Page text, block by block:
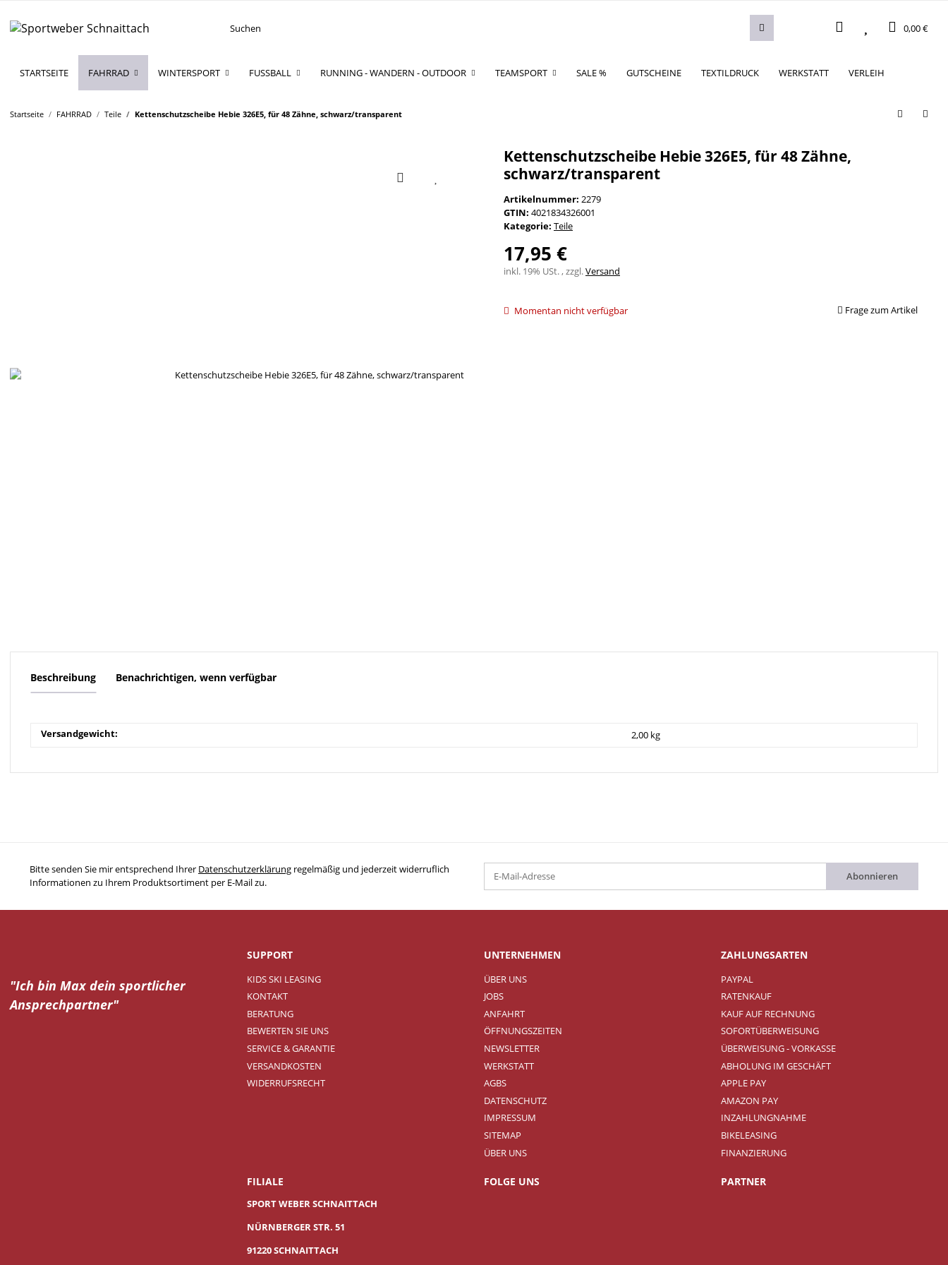
0,00 €
FAHRRAD WINTERSPORT FUSSBALL RUNNING - WANDERN - OUTDOOR TEAMSPORT SALE % GUTSCHEINE TEXTILDRUCK
STARTSEITE WERKSTATT VERLEIH
Startseite FAHRRAD Teile Kettenschutzscheibe Hebie 326E5, für 48 Zähne, schwarz/transparent
Kettenschutzscheibe Hebie 326E5, für 48 Zähne,
schwarz/transparent
Artikelnummer: 2279
GTIN: 4021834326001
Kategorie: Teile
17,95 €
inkl. 19% USt. , zzgl.Versand
Momentan nicht verfügbar Frage zum Artikel
Beschreibung Benachrichtigen, wenn verfügbar
Versandgewicht: 2,00 kg
Bitte senden Sie mir entsprechend Ihrer Datenschutzerklärung regelmäßig und jederzeit widerruflich
Informationen zu Ihrem Produktsortiment per E-Mail zu.
Abonnieren
"Ich bin Max dein sportlicher
Ansprechpartner"
SUPPORT
KIDS SKI LEASING
KONTAKT
BERATUNG
BEWERTEN SIE UNS
SERVICE & GARANTIE
VERSANDKOSTEN
WIDERRUFSRECHT
UNTERNEHMEN
ÜBER UNS
JOBS
ANFAHRT
ÖFFNUNGSZEITEN
NEWSLETTER
WERKSTATT
AGBS
DATENSCHUTZ
IMPRESSUM
SITEMAP
ÜBER UNS
ZAHLUNGSARTEN
PAYPAL
RATENKAUF
KAUF AUF RECHNUNG
SOFORTÜBERWEISUNG
ÜBERWEISUNG - VORKASSE
ABHOLUNG IM GESCHÄFT
APPLE PAY
AMAZON PAY
INZAHLUNGNAHME
BIKELEASING
FINANZIERUNG
FILIALE
SPORT WEBER SCHNAITTACH
NÜRNBERGER STR. 51
91220 SCHNAITTACH
FOLGE UNS PARTNER